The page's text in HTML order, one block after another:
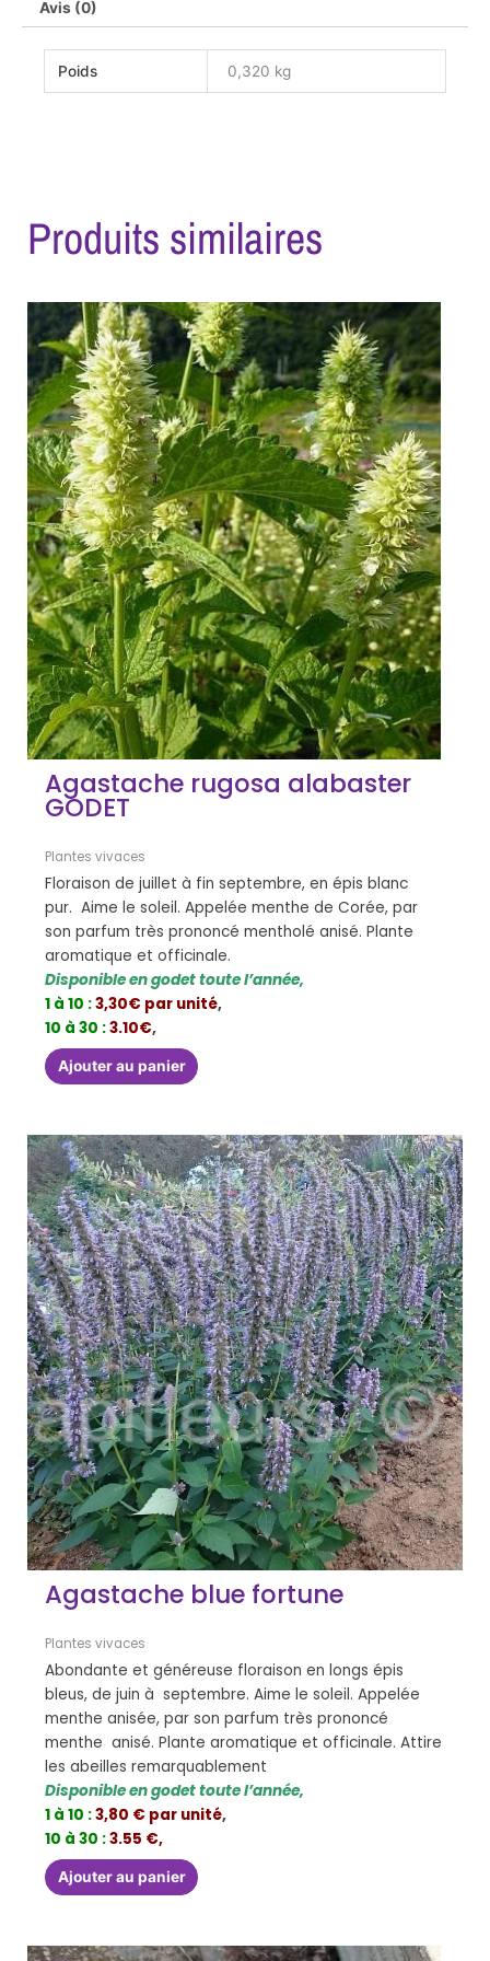
Avis (0)
Poids 0,320 kg
Produits similaires
Agastache rugosa alabaster
GODET
Plantes vivaces
Floraison de juillet à fin septembre, en épis blanc
pur. Aime le soleil. Appelée menthe de Corée, par
son parfum très prononcé mentholé anisé. Plante
aromatique et officinale.
Disponible en godet toute l’année,
1 à 10 :3,30€ par unité,
10 à 30 :3.10€,
Ajouter au panier
Agastache blue fortune
Plantes vivaces
Abondante et généreuse floraison en longs épis
bleus, de juin à septembre. Aime le soleil. Appelée
menthe anisée, par son parfum très prononcé
menthe anisé. Plante aromatique et officinale. Attire
les abeilles remarquablement
Disponible en godet toute l’année,
1 à 10 :3,80 € par unité,
10 à 30 :3.55 €,
Ajouter au panier